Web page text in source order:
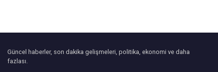
Güncel haberler, son dakika gelişmeleri, politika, ekonomi ve daha
fazlası.